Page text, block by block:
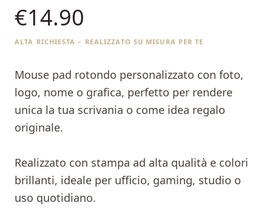
€14.90
ALTA RICHIESTA – REALIZZATO SU MISURA PER TE
Mouse pad rotondo personalizzato con foto,
logo, nome o grafica, perfetto per rendere
unica la tua scrivania o come idea regalo
originale.
Realizzato con stampa ad alta qualità e colori
brillanti, ideale per ufficio, gaming, studio o
uso quotidiano.